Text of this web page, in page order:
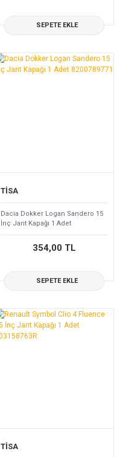
SEPETE EKLE
TİSA
Dacia Dokker Logan Sandero 15
İnç Jant Kapağı 1 Adet
8200789771
354,00 TL
SEPETE EKLE
TİSA